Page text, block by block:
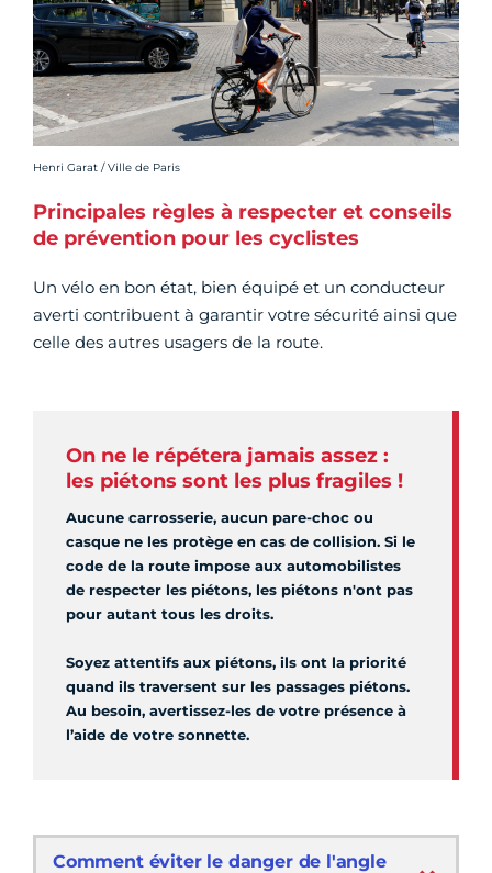
Crédit photo :
Henri Garat / Ville de Paris
Principales règles à respecter et conseils
de prévention pour les cyclistes
Un vélo en bon état, bien équipé et un conducteur
averti contribuent à garantir votre sécurité ainsi que
celle des autres usagers de la route.
On ne le répétera jamais assez :
les piétons sont les plus fragiles !
Aucune carrosserie, aucun pare-choc ou
casque ne les protège en cas de collision. Si le
code de la route impose aux automobilistes
de respecter les piétons, les piétons n'ont pas
pour autant tous les droits.
Soyez attentifs aux piétons, ils ont la priorité
quand ils traversent sur les passages piétons.
Au besoin, avertissez-les de votre présence à
l’aide de votre sonnette.
Comment éviter le danger de l'angle